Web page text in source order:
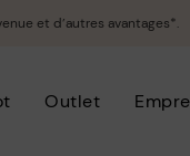
et d’autres avantages*.
Outlet